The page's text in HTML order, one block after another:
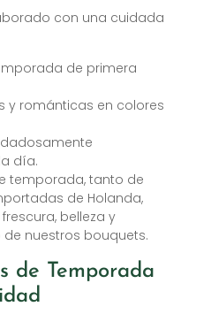
con una cuidada
de primera
y románticas en colores
día.
temporada, tanto de
de Holanda,
belleza y
nuestros bouquets.
de Temporada